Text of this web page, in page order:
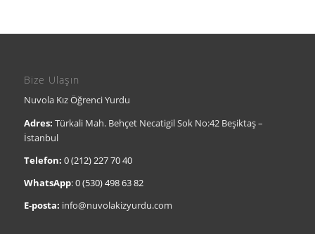
Bize Ulaşın
Nuvola Kız Öğrenci Yurdu
Adres: Türkali Mah. Behçet Necatigil Sok No:42 Beşiktaş –
İstanbul
Telefon: 0 (212) 227 70 40
WhatsApp:0 (530) 498 63 82
E-posta: info@nuvolakizyurdu.com